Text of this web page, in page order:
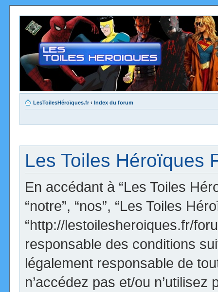
LesToilesHéroïques.fr ‹ Index du forum
Les Toiles Héroïques
En accédant à “Les Toiles
“notre”, “nos”, “Les Toiles
“http://lestoilesheroiques.fr/
responsable des conditions
légalement responsable de
n’accédez pas et/ou n’utilisez